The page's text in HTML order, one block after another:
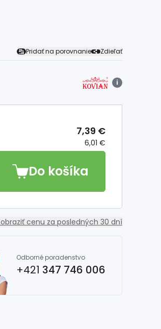
Pridať na porovnanie Zdieľať
i
6,01 €
7,39 €
Do košíka
cenu za posledných 30 dní
Odborné poradenstvo
+421 347 746 006